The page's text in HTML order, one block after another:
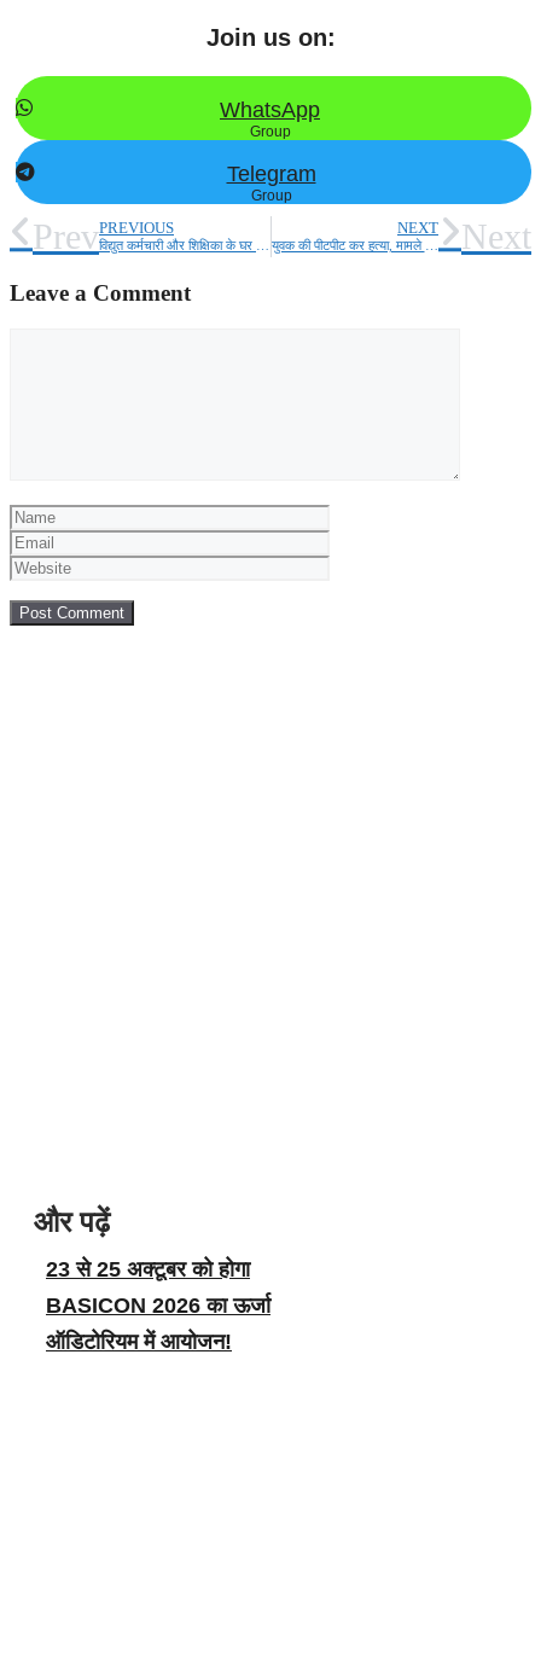
Join us on:
WhatsApp
Group
Telegram
Group
PrevPREVIOUS NEXT Next
Leave a Comment
Name
और पढ़ें
23 से 25 अक्टूबर को होगा
BASICON 2026 का ऊर्जा
ऑडिटोरियम में आयोजन!